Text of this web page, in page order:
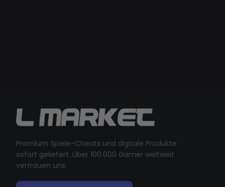
Premium Spiele-Cheats und digitale Produkte
sofort geliefert. Über 100.000 Gamer weltweit
vertrauen uns.